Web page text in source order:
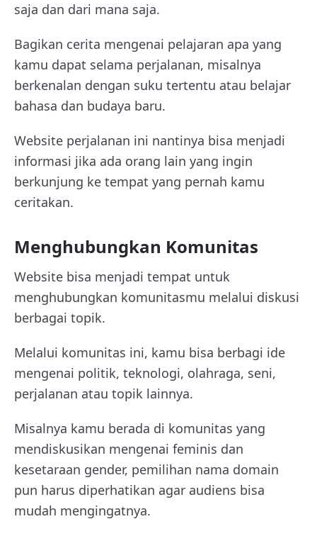
saja dan dari mana saja.
Bagikan cerita mengenai pelajaran apa yang
kamu dapat selama perjalanan, misalnya
berkenalan dengan suku tertentu atau belajar
bahasa dan budaya baru.
Website perjalanan ini nantinya bisa menjadi
informasi jika ada orang lain yang ingin
berkunjung ke tempat yang pernah kamu
ceritakan.
Menghubungkan Komunitas
Website bisa menjadi tempat untuk
menghubungkan komunitasmu melalui diskusi
berbagai topik.
Melalui komunitas ini, kamu bisa berbagi ide
mengenai politik, teknologi, olahraga, seni,
perjalanan atau topik lainnya.
Misalnya kamu berada di komunitas yang
mendiskusikan mengenai feminis dan
kesetaraan gender, pemilihan nama domain
pun harus diperhatikan agar audiens bisa
mudah mengingatnya.